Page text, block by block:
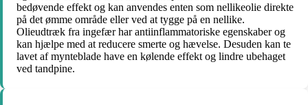
bedøvende effekt og kan anvendes enten som nellikeolie direkte
på det ømme område eller ved at tygge på en nellike.
Olieudtræk fra ingefær har antiinflammatoriske egenskaber og
kan hjælpe med at reducere smerte og hævelse. Desuden kan te
lavet af mynteblade have en kølende effekt og lindre ubehaget
ved tandpine.